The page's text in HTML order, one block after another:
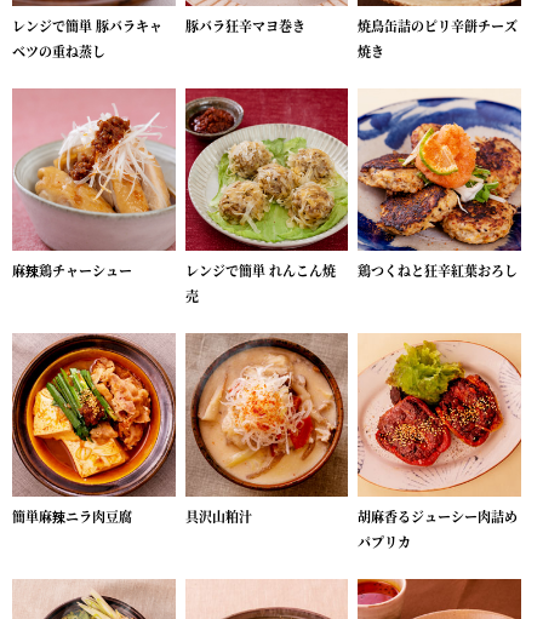
レンジで簡単 豚バラキャ
ベツの重ね蒸し
豚バラ狂辛マヨ巻き
焼鳥缶詰のピリ辛餅チーズ
焼き
麻辣鶏チャーシュー
レンジで簡単 れんこん焼
売
鶏つくねと狂辛紅葉おろし
簡単麻辣ニラ肉豆腐 具沢山粕汁
胡麻香るジューシー肉詰め
パプリカ